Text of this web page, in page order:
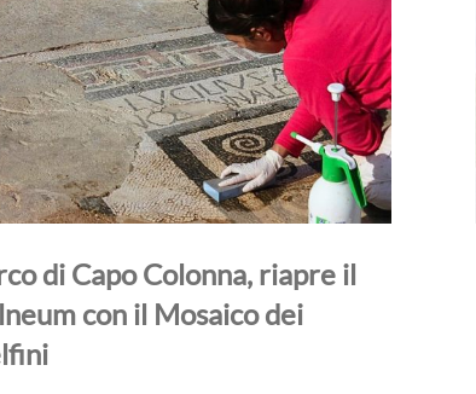
di Capo Colonna, riapre il
con il Mosaico dei